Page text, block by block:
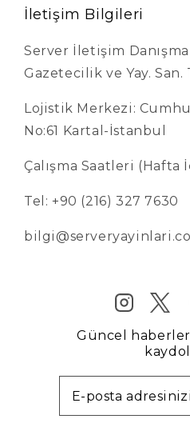
İletişim Bilgileri
Server İletişim
Gazetecilik ve Yay. San.
Lojistik Merkezi:
No:61 Kartal-İstanbul
Çalışma Saatleri (Hafta
Tel: +90 (216) 327 7630
Güncel